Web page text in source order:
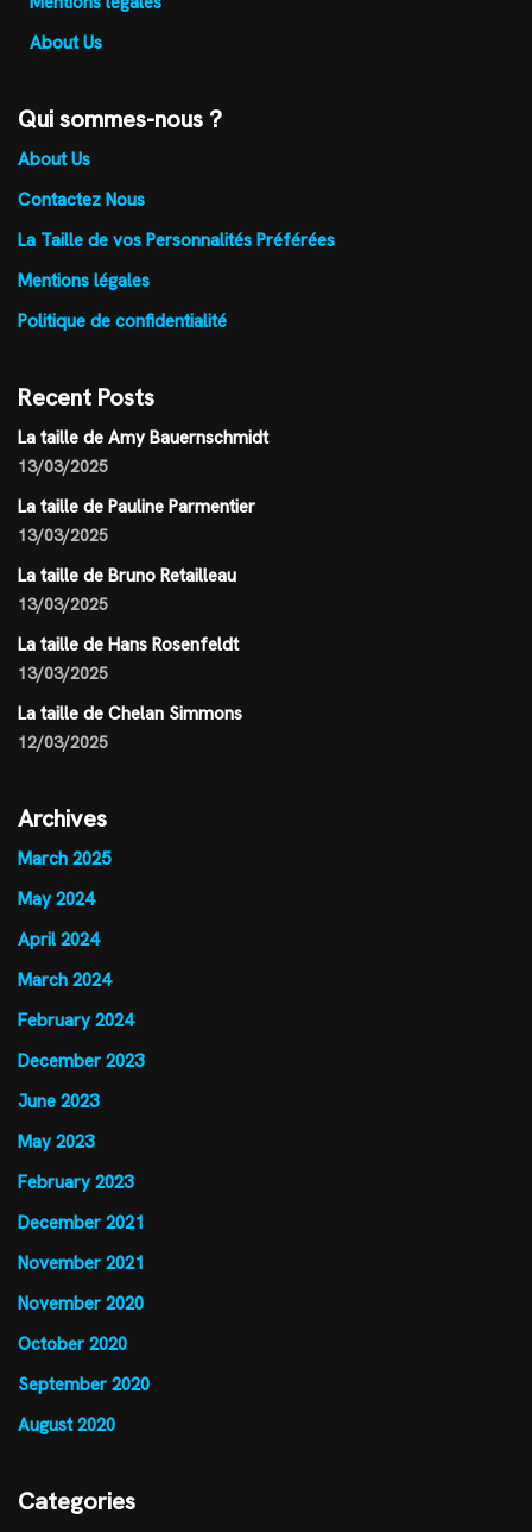
About Us
Qui sommes-nous ?
About Us
Contactez Nous
La Taille de vos Personnalités Préférées
Mentions légales
Politique de confidentialité
Recent Posts
La taille de Amy Bauernschmidt
13/03/2025
La taille de Pauline Parmentier
13/03/2025
La taille de Bruno Retailleau
13/03/2025
La taille de Hans Rosenfeldt
13/03/2025
La taille de Chelan Simmons
12/03/2025
Archives
March 2025
May 2024
April 2024
March 2024
February 2024
December 2023
June 2023
May 2023
February 2023
December 2021
November 2021
November 2020
October 2020
September 2020
August 2020
Categories